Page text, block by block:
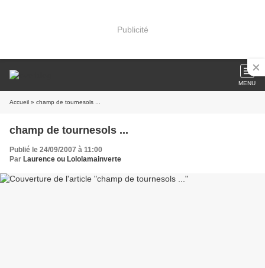
Publicité
MENU
Accueil » champ de tournesols ...
champ de tournesols ...
Publié le 24/09/2007 à 11:00
Par Laurence ou Lololamainverte